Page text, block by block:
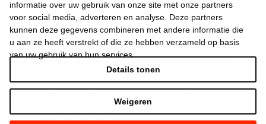
informatie over uw gebruik van onze site met onze partners
voor social media, adverteren en analyse. Deze partners
kunnen deze gegevens combineren met andere informatie die
u aan ze heeft verstrekt of die ze hebben verzameld op basis
van uw gebruik van hun services.
Weigeren
Details tonen
achteruitgang.
Daarom moet 2024 het jaar worden waarin we de
dingen weer in beweging brengen. Het jaar waarin we
uw koopkracht, uw gezondheid en het onderwijs van
onze kinderen vooruit helpen.
Jij en niemand anders kiest straks hoe de